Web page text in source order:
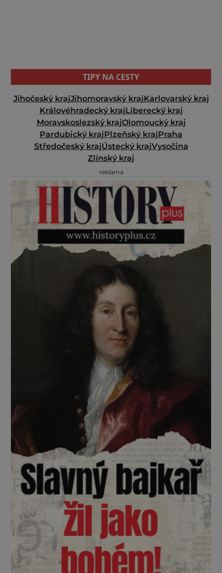
TIPY NA CESTY
Jihočeský krajJihomoravský krajKarlovarský kraj
Královéhradecký krajLiberecký kraj
Moravskoslezský krajOlomoucký kraj
Pardubický krajPlzeňský krajPraha
Středočeský krajÚstecký krajVysočina
Zlínský kraj
reklama